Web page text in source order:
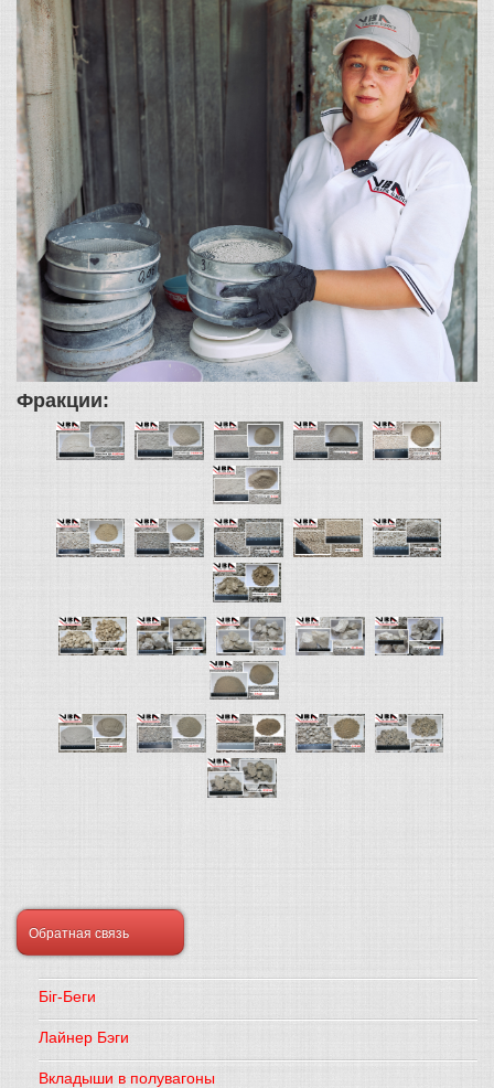
Фракции:
Обратная связь
Біг-Беги
Лайнер Бэги
Вкладыши в полувагоны